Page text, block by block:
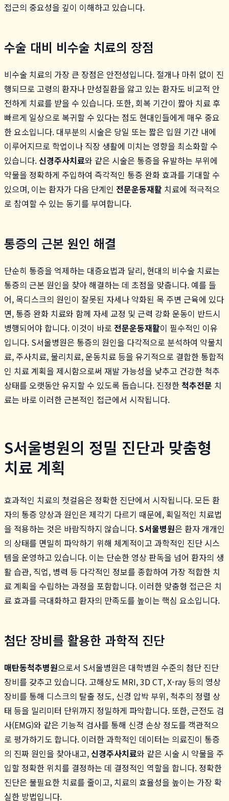
접근의 중요성을 깊이 이해하고 있습니다.
수술 대비 비수술 치료의 장점
비수술 치료의 가장 큰 장점은 안전성입니다. 절개나 마취 없이 진
행되므로 고령의 환자나 만성질환을 앓고 있는 환자도 비교적 안
전하게 치료를 받을 수 있습니다. 또한, 회복 기간이 짧아 치료 후
빠르게 일상으로 복귀할 수 있다는 점도 현대인들에게 매우 중요
한 요소입니다. 대부분의 시술은 당일 또는 짧은 입원 기간 내에
이루어지므로 학업이나 직장 생활에 미치는 영향을 최소화할 수
있습니다.신경주사치료와 같은 시술은 통증을 유발하는 부위에
약물을 정확하게 주입하여 즉각적인 통증 완화 효과를 기대할 수
있으며, 이는 환자가 다음 단계인 전문운동재활 치료에 적극적으
로 참여할 수 있는 동기를 부여합니다.
통증의 근본 원인 해결
단순히 통증을 억제하는 대증요법과 달리, 현대의 비수술 치료는
통증의 근본 원인을 찾아 해결하는 데 초점을 맞춥니다. 예를 들
어, 목디스크의 원인이 잘못된 자세나 약화된 목 주변 근육에 있다
면, 통증 완화 치료와 함께 자세 교정 및 근력 강화 운동이 반드시
병행되어야 합니다. 이것이 바로 전문운동재활이 필수적인 이유
입니다. S서울병원은 통증의 원인을 다각적으로 분석하여 약물치
료, 주사치료, 물리치료, 운동치료 등을 유기적으로 결합한 통합적
인 치료 계획을 제시함으로써 재발 가능성을 낮추고 건강한 척추
상태를 오랫동안 유지할 수 있도록 돕습니다. 진정한척추전문 치
료는 바로 이러한 근본적인 접근에서 시작됩니다.
S서울병원의 정밀 진단과 맞춤형
치료 계획
효과적인 치료의 첫걸음은 정확한 진단에서 시작됩니다. 모든 환
자의 통증 양상과 원인은 제각기 다르기 때문에, 획일적인 치료법
을 적용하는 것은 바람직하지 않습니다.S서울병원은 환자 개개인
의 상태를 면밀히 파악하기 위해 체계적이고 과학적인 진단 시스
템을 운영하고 있습니다. 이는 단순한 영상 판독을 넘어 환자의 생
활 습관, 직업, 병력 등 다각적인 정보를 종합하여 가장 적합한 치
료 계획을 수립하는 과정을 포함합니다. 이러한 맞춤형 접근은 치
료 효과를 극대화하고 환자의 만족도를 높이는 핵심 요소입니다.
첨단 장비를 활용한 과학적 진단
매탄동척추병원으로서 S서울병원은 대학병원 수준의 첨단 진단
장비를 갖추고 있습니다. 고해상도 MRI, 3D CT, X-ray 등의 영상
장비를 통해 디스크의 탈출 정도, 신경 압박 부위, 척추의 정렬 상
태 등을 밀리미터 단위까지 정밀하게 파악합니다. 또한, 근전도 검
사(EMG)와 같은 기능적 검사를 통해 신경 손상 정도를 객관적으
로 평가하기도 합니다. 이러한 과학적인 데이터는 의료진이 통증
의 진짜 원인을 찾아내고,신경주사치료와 같은 시술 시 약물을 주
입할 정확한 위치를 결정하는 데 결정적인 역할을 합니다. 정확한
진단은 불필요한 치료를 줄이고, 치료의 효율성을 높이는 가장 확
실한 방법입니다.